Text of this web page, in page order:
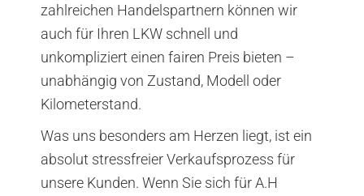
zahlreichen Handelspartnern können wir
auch für Ihren LKW schnell und
unkompliziert einen fairen Preis bieten –
unabhängig von Zustand, Modell oder
Kilometerstand.
Was uns besonders am Herzen liegt, ist ein
absolut stressfreier Verkaufsprozess für
unsere Kunden. Wenn Sie sich für A.H